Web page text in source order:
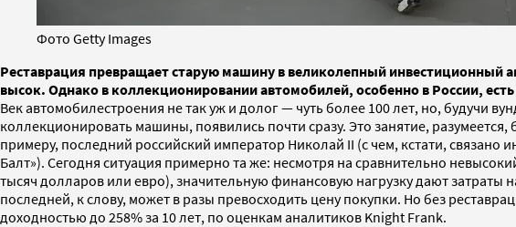
Фото Getty Images
Реставрация превращает старую машину в великолепный инвестиционный
высок. Однако в коллекционировании автомобилей, особенно в России,
Век автомобилестроения не так уж и долог — чуть более 100 лет, но, будучи
коллекционировать машины, появились почти сразу. Это занятие,
примеру, последний российский император Николай II (с чем, кстати, связано
Балт»). Сегодня ситуация примерно та же: несмотря на сравнительно
тысяч долларов или евро), значительную финансовую нагрузку дают
последней, к слову, может в разы превосходить цену покупки. Но без
доходностью до 258% за 10 лет, по оценкам аналитиков Knight Frank.